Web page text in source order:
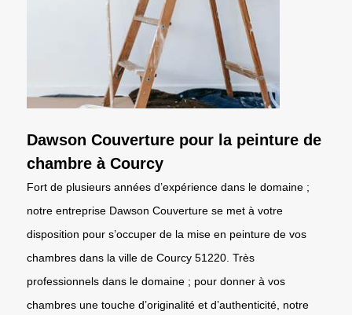
Dawson Couverture pour la peinture de
chambre à Courcy
Fort de plusieurs années d’expérience dans le domaine ;
notre entreprise Dawson Couverture se met à votre
disposition pour s’occuper de la mise en peinture de vos
chambres dans la ville de Courcy 51220. Très
professionnels dans le domaine ; pour donner à vos
chambres une touche d’originalité et d’authenticité, notre